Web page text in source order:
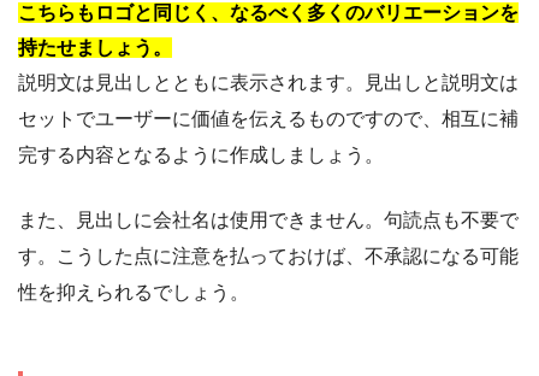
こちらもロゴと同じく、なるべく多くのバリエーションを
持たせましょう。
説明文は見出しとともに表示されます。見出しと説明文は
セットでユーザーに価値を伝えるものですので、相互に補
完する内容となるように作成しましょう。
また、見出しに会社名は使用できません。句読点も不要で
す。こうした点に注意を払っておけば、不承認になる可能
性を抑えられるでしょう。